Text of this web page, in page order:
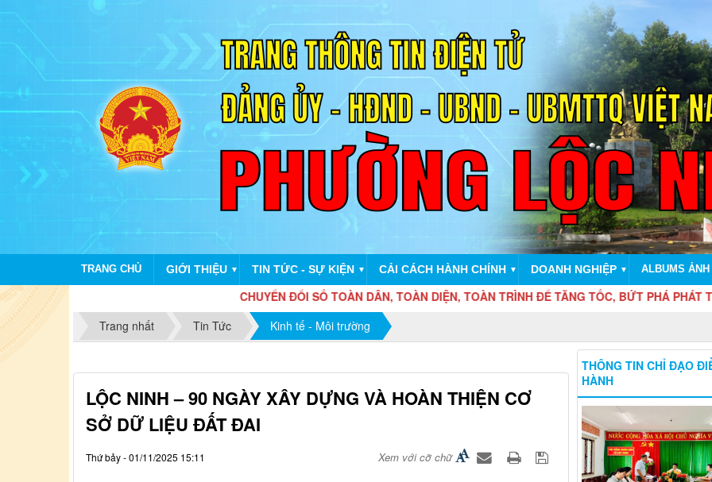
TRANG CHỦ GIỚI THIỆU ▼ TIN TỨC - SỰ KIỆN ▼ CẢI CÁCH HÀNH CHÍNH ▼ DOANH NGHIỆP ▼ ALBUMS ẢNH
CHUYỂN ĐỔI SỐ TOÀN DÂN, TOÀN DIỆN, TOÀN TRÌNH ĐỂ
Trang nhất
Tin Tức Kinh tế - Môi trường
LỘC NINH – 90 NGÀY XÂY DỰNG VÀ HOÀN THIỆN CƠ
SỞ DỮ LIỆU ĐẤT ĐAI
Thứ bảy - 01/11/2025 15:11 Xem với cỡ chữ
THÔNG TIN CHỈ ĐẠO
HÀNH